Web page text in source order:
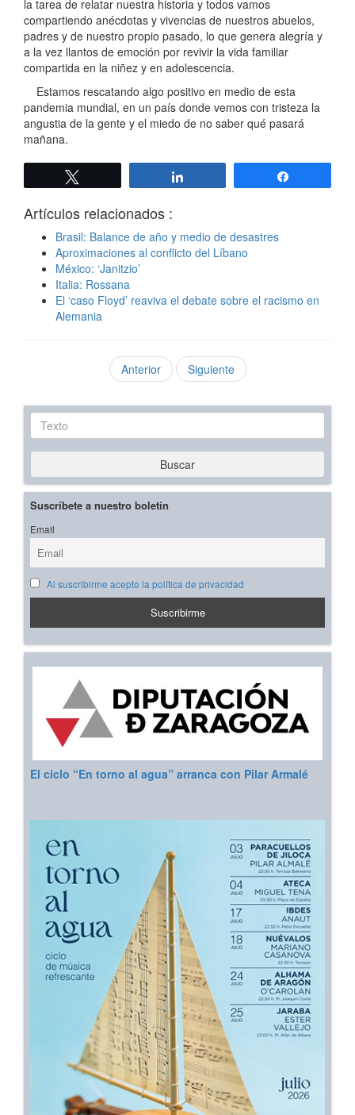
la tarea de relatar nuestra historia y todos vamos
compartiendo anécdotas y vivencias de nuestros abuelos,
padres y de nuestro propio pasado, lo que genera alegría y
a la vez llantos de emoción por revivir la vida familiar
compartida en la niñez y en adolescencia.
Estamos rescatando algo positivo en medio de esta
pandemia mundial, en un país donde vemos con tristeza la
angustia de la gente y el miedo de no saber qué pasará
mañana.
Artículos relacionados :
Brasil: Balance de año y medio de desastres
Aproximaciones al conflicto del Líbano
México: ‘Janitzio’
Italia: Rossana
El ‘caso Floyd’ reaviva el debate sobre el racismo en
Alemania
Anterior Siguiente
Texto
Buscar
Suscríbete a nuestro boletín
Email
Al suscribirme acepto la política de privacidad
El ciclo “En torno al agua” arranca con Pilar Armalé